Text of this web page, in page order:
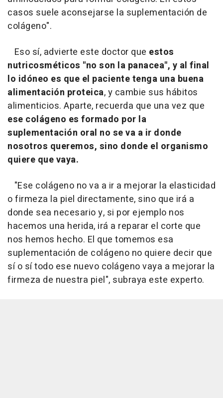
casos suele aconsejarse la suplementación de
colágeno".
Eso sí, advierte este doctor que estos
nutricosméticos "no son la panacea", y al final
lo idóneo es que el paciente tenga una buena
alimentación proteica, y cambie sus hábitos
alimenticios. Aparte, recuerda que una vez que
ese colágeno es formado por la
suplementación oral no se va a ir donde
nosotros queremos, sino donde el organismo
quiere que vaya.
"Ese colágeno no va a ir a mejorar la elasticidad
o firmeza la piel directamente, sino que irá a
donde sea necesario y, si por ejemplo nos
hacemos una herida, irá a reparar el corte que
nos hemos hecho. El que tomemos esa
suplementación de colágeno no quiere decir que
sí o sí todo ese nuevo colágeno vaya a mejorar la
firmeza de nuestra piel", subraya este experto.